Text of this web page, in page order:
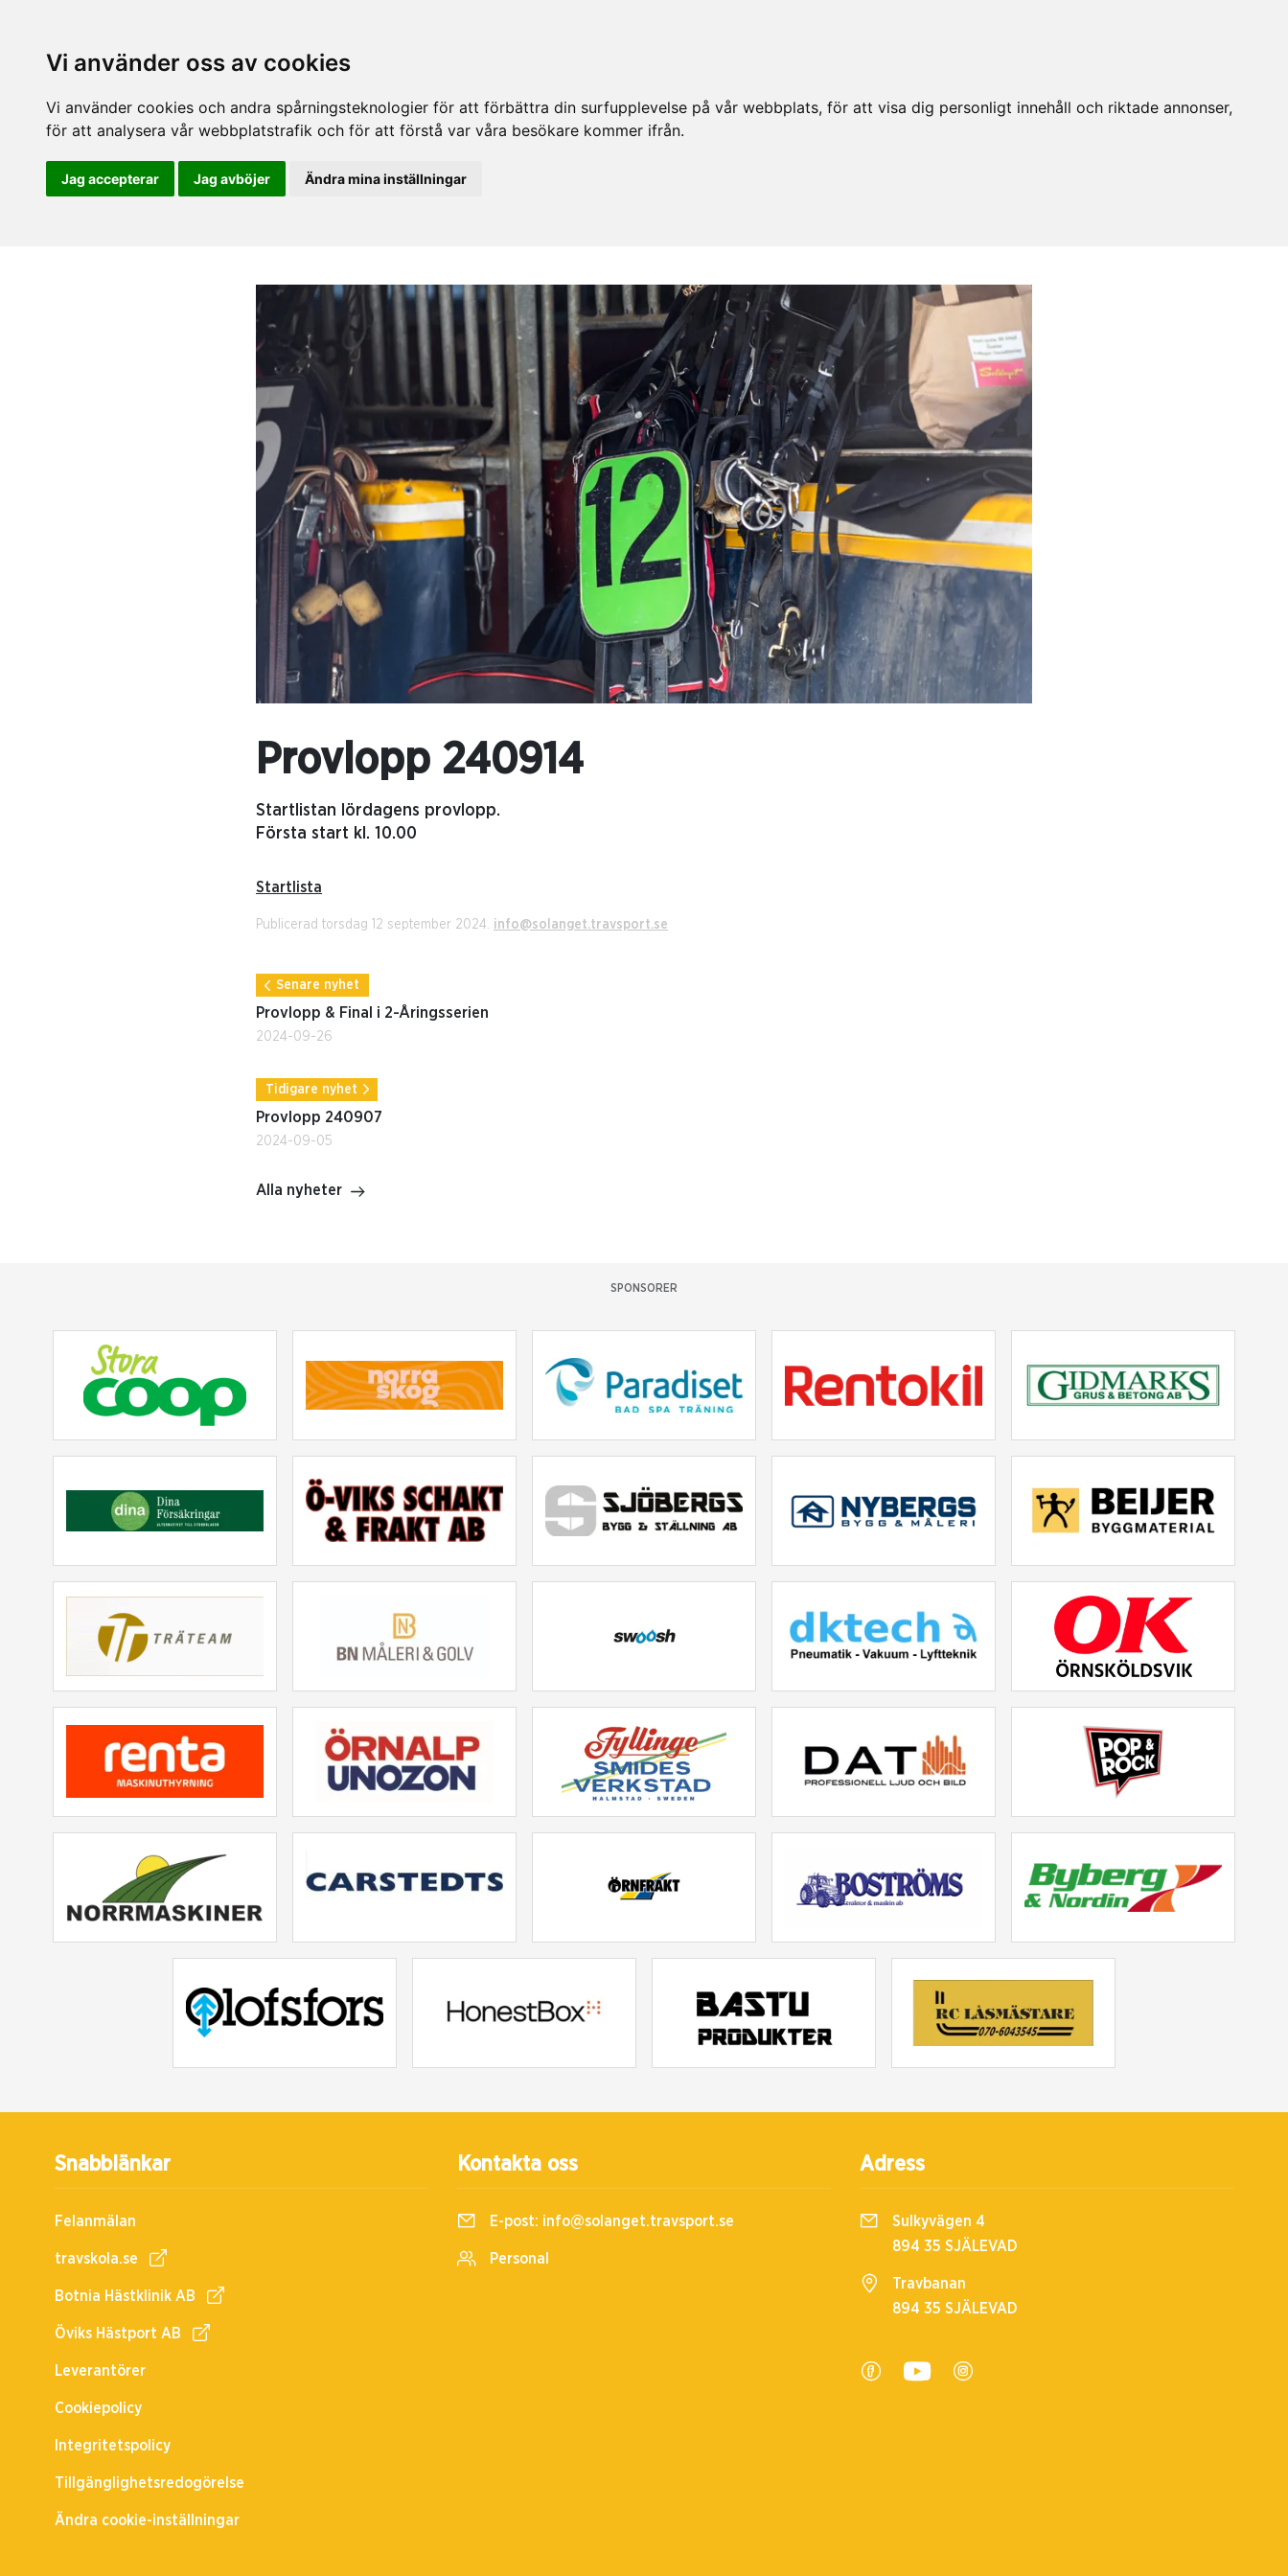
Vi använder oss av cookies
Vi använder cookies och andra spårningsteknologier för att förbättra din surfupplevelse på vår webbplats, för att visa dig personligt innehåll och riktade annonser,
för att analysera vår webbplatstrafik och för att förstå var våra besökare kommer ifrån.
Jag accepterar Jag avböjer Ändra mina inställningar
Provlopp 240914
Startlistan lördagens provlopp.
Första start kl. 10.00
Startlista
Publicerad torsdag 12 september 2024. info@solanget.travsport.se
Senare nyhet
Provlopp & Final i 2-Åringsserien
2024-09-26
Tidigare nyhet
Provlopp 240907
2024-09-05
Alla nyheter
SPONSORER
Snabblänkar
Felanmälan
travskola.se
Botnia Hästklinik AB
Öviks Hästport AB
Leverantörer
Cookiepolicy
Integritetspolicy
Tillgänglighetsredogörelse
Ändra cookie-inställningar
Kontakta oss
E-post: info@solanget.travsport.se
Personal
Adress
Sulkyvägen 4
894 35 SJÄLEVAD
Travbanan
894 35 SJÄLEVAD